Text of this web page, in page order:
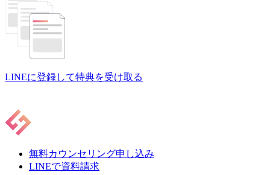
LINEに登録して特典を受け取る
無料カウンセリング申し込み
LINEで資料請求